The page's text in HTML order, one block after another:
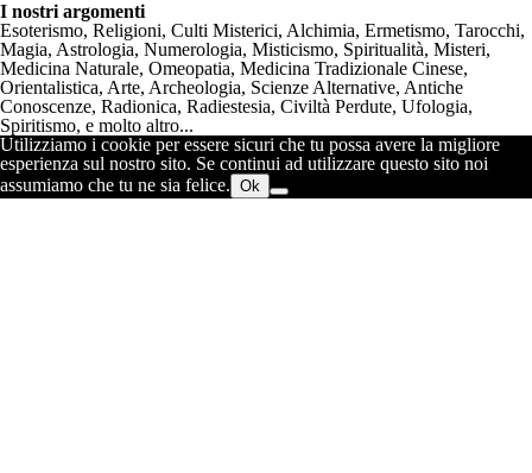
I nostri argomenti
Esoterismo, Religioni, Culti Misterici, Alchimia, Ermetismo, Tarocchi,
Magia, Astrologia, Numerologia, Misticismo, Spiritualità, Misteri,
Medicina Naturale, Omeopatia, Medicina Tradizionale Cinese,
Orientalistica, Arte, Archeologia, Scienze Alternative, Antiche
Conoscenze, Radionica, Radiestesia, Civiltà Perdute, Ufologia,
Spiritismo, e molto altro...
Utilizziamo i cookie per essere sicuri che tu possa avere la migliore
esperienza sul nostro sito. Se continui ad utilizzare questo sito noi
assumiamo che tu ne sia felice. Ok